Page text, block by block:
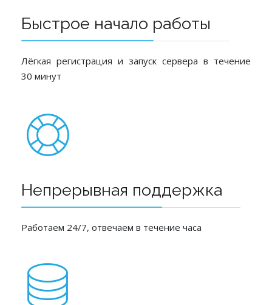
Быстрое начало работы
Лёгкая регистрация и запуск сервера в течение
30 минут
Непрерывная поддержка
Работаем 24/7, отвечаем в течение часа